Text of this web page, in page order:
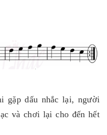
gặp dấu nhắc lại, người
và chơi lại cho đến hết